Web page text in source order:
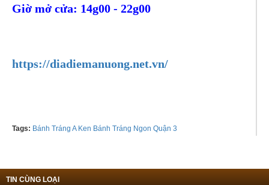
Giờ mở cửa: 14g00 - 22g00
https://diadiemanuong.net.vn/
Tags: Bánh Tráng A Ken Bánh Tráng Ngon Quận 3
TIN CÙNG LOẠI